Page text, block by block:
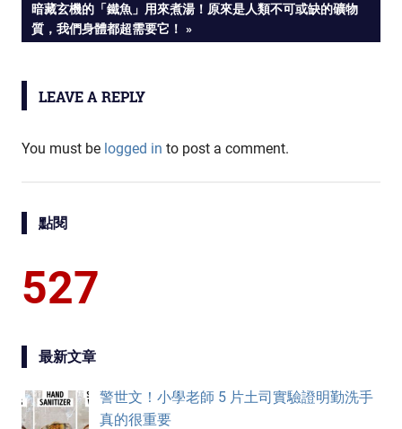
navigation
NEXT
POST:
暗藏玄機的「鐵魚」用來煮湯！原來是人類不可或缺的礦物
質，我們身體都超需要它！
LEAVE A REPLY
You must be logged in to post a comment.
點閱
527
最新文章
警世文！小學老師 5 片土司實驗證明勤洗手
真的很重要